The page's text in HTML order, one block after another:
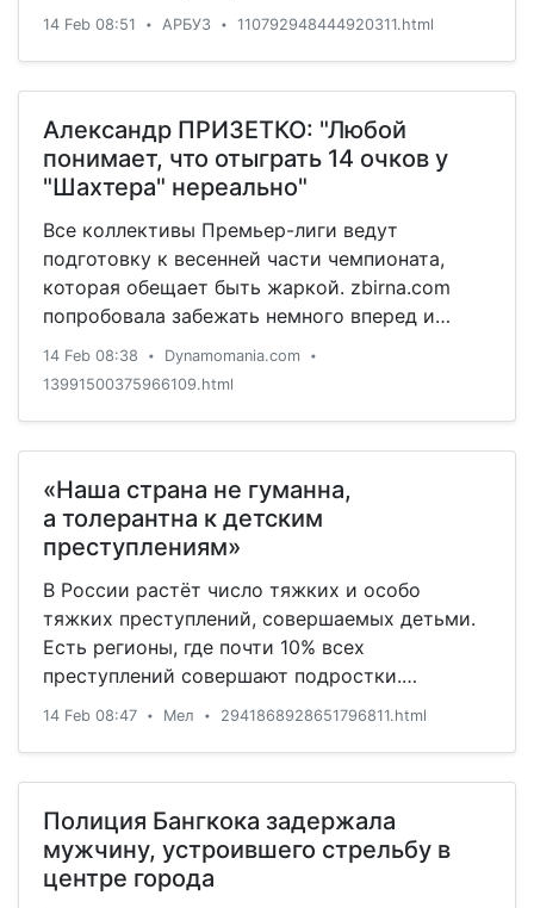
информирования населения. В это время
станции. Об этом распорядилось
Правительство
14 Feb 08:51 • АРБУЗ • 110792948444920311.html
Александр ПРИЗЕТКО: "Любой
понимает, что отыграть 14 очков у
"Шахтера" нереально"
Все коллективы Премьер-лиги ведут
подготовку к весенней части чемпионата,
которая обещает быть жаркой. zbirna.com
попробовала забежать немного вперед и
попросить отечественных специалистов
спрогнозировать итоги сезона.
14 Feb 08:38 • Dynamomania.com •
13991500375966109.html
«Наша страна не гуманна,
а толерантна к детским
преступлениям»
В России растёт число тяжких и особо
тяжких преступлений, совершаемых детьми.
Есть регионы, где почти 10% всех
преступлений совершают подростки.
По большинству преступлений уголовная
статей, стараясь не давать реальных сроков.
Наметилась тенденция к освобождению
несовершеннолетних от ответственности.
Так ли это гуманно и современно, как нам
14 Feb 08:47 • Мел • 2941868928651796811.html
Полиция Бангкока задержала
мужчину, устроившего стрельбу в
центре города